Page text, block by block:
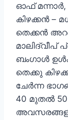
ഓഫ്
കിഴക്കൻ –
തെക്കൻ
മാലിദ്വീപ്
ബംഗാൾ
തെക്കു
ചേർന്ന
40 മുതൽ 50